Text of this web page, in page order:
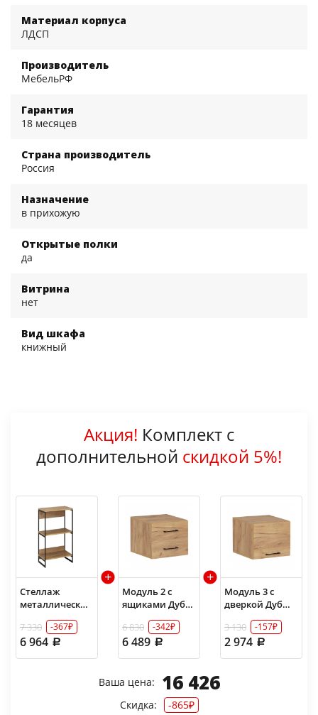
Материал корпуса
ЛДСП
Производитель
МебельРФ
Гарантия
18 месяцев
Страна производитель
Россия
Назначение
в прихожую
Открытые полки
да
Витрина
нет
Вид шкафа
книжный
Акция! Комплект с
дополнительной скидкой 5%!
Стеллаж
металлический
№1 Дуб Крафт
золотой
7 330 -367₽
6 964
Модуль 2 с
ящиками Дуб
Крафт золотой
6 830 -342₽
6 489
Модуль 3 с
дверкой Дуб
Крафт золотой
3 130 -157₽
2 974
Ваша цена: 16 426
Скидка: -865₽